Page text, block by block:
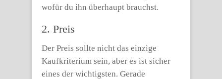
wofür du ihn überhaupt brauchst.
2. Preis
Der Preis sollte nicht das einzige
Kaufkriterium sein, aber es ist sicher
eines der wichtigsten. Gerade